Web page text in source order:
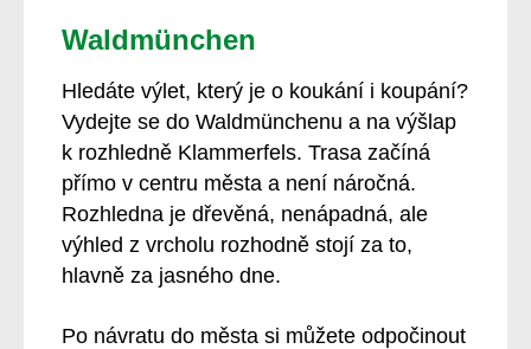
Waldmünchen
Hledáte výlet, který je o koukání i koupání?
Vydejte se do Waldmünchenu a na výšlap
k rozhledně Klammerfels. Trasa začíná
přímo v centru města a není náročná.
Rozhledna je dřevěná, nenápadná, ale
výhled z vrcholu rozhodně stojí za to,
hlavně za jasného dne.
Po návratu do města si můžete odpočinout